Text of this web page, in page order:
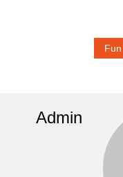
Fun
Admin